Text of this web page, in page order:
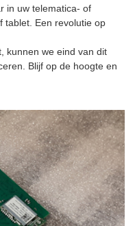
in uw telematica- of
tablet. Een revolutie op
kunnen we eind van dit
Blijf op de hoogte en